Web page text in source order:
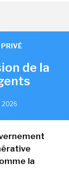
de la
2026
la